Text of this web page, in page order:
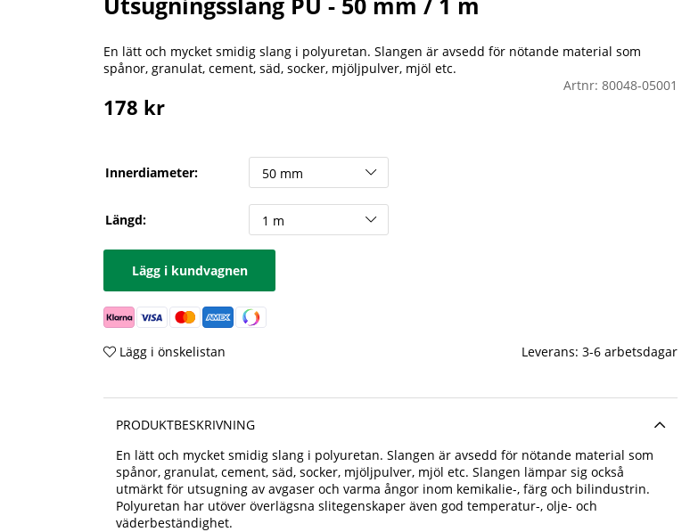
En lätt och mycket smidig slang i polyuretan. Slangen är avsedd för nötande material som
spånor, granulat, cement, säd, socker, mjöljpulver, mjöl etc.
Artnr: 80048-05001
178 kr
Innerdiameter:
Längd:
Lägg i kundvagnen
Lägg i önskelistan Leverans: 3-6 arbetsdagar
PRODUKTBESKRIVNING
En lätt och mycket smidig slang i polyuretan. Slangen är avsedd för nötande material som
spånor, granulat, cement, säd, socker, mjöljpulver, mjöl etc. Slangen lämpar sig också
utmärkt för utsugning av avgaser och varma ångor inom kemikalie-, färg och bilindustrin.
Polyuretan har utöver överlägsna slitegenskaper även god temperatur-, olje- och
väderbeständighet.